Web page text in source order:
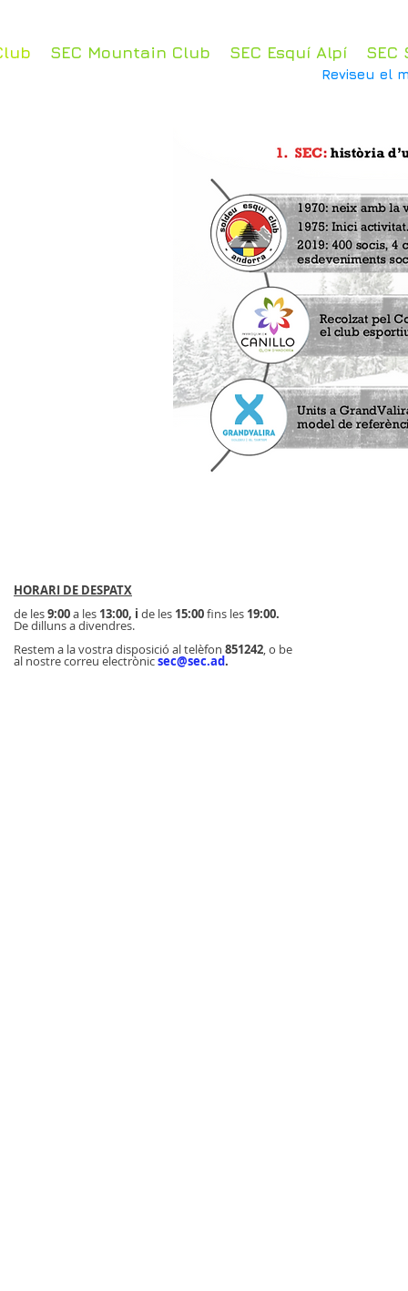
SEC Mountain Club SEC Esquí Alpí SEC
Reviseu el
HORARI DE DESPATX
de les9:00a les 13:00, i de les 15:00fins les 19:00.
De dilluns a divendres.
Restem a la vostra disposició al telèfon 851242, o be
al nostre correu electrònicsec@sec.ad.